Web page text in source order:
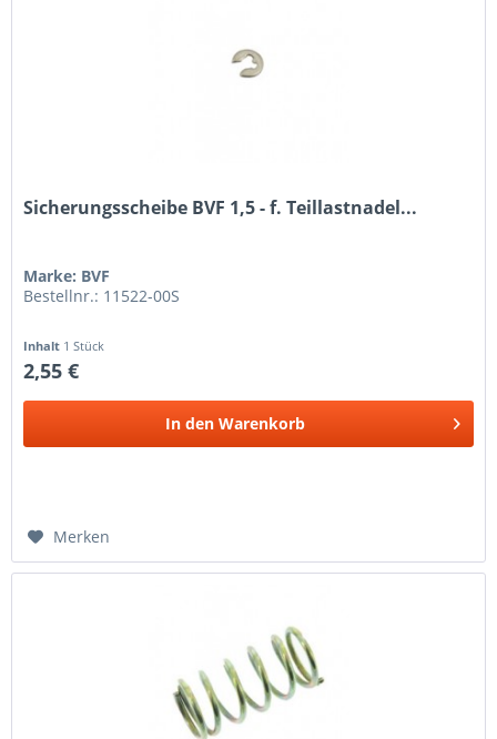
Sicherungsscheibe BVF 1,5 - f. Teillastnadel...
Marke: BVF
Bestellnr.: 11522-00S
Inhalt 1 Stück
2,55 €
In den Warenkorb
Merken